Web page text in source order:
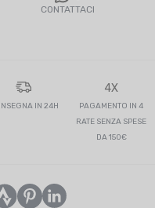
CONTATTACI
IN 24H
4X
PAGAMENTO IN 4
RATE SENZA SPESE
DA 150€